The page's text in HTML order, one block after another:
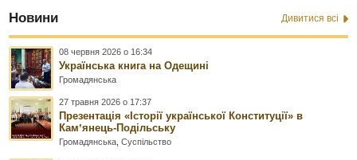
Новини Дивитися всі
08 червня 2026 о 16:34
Українська книга на Одещині
Громадянська
27 травня 2026 о 17:37
Презентація «Історії української Конституції» в
Камʼянець-Подільську
Громадянська ,Суспільство